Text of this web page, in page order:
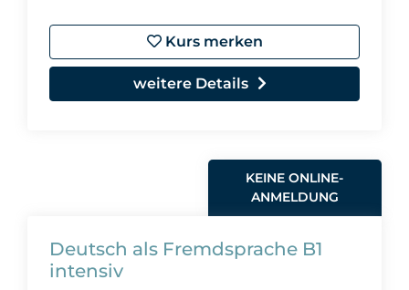
Kurs merken
weitere Details
KEINE ONLINE-
ANMELDUNG
Deutsch als Fremdsprache B1
intensiv